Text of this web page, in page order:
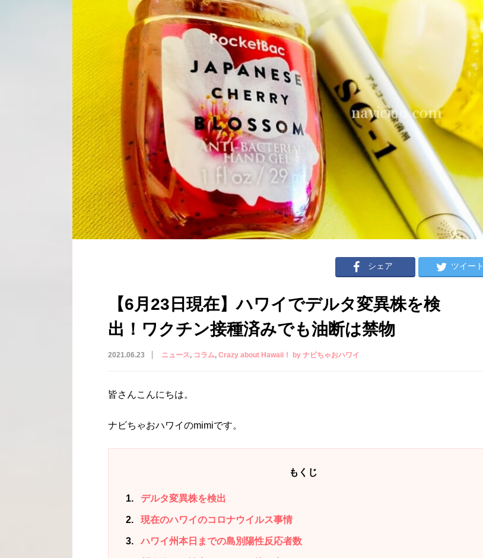
シェア ツイート
【6月23日現在】ハワイでデルタ変異株を検
出！ワクチン接種済みでも油断は禁物
2021.06.23 ニュース コラム Crazy about Hawaii！ by ナビちゃおハワイ
皆さんこんにちは。
ナビちゃおハワイのmimiです。
もくじ
1 デルタ変異株を検出
2 現在のハワイのコロナウイルス事情
3 ハワイ州本日までの島別陽性反応者数